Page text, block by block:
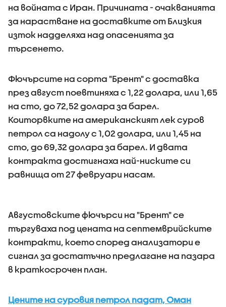
на войната с Иран. Причината - очакванията
за нарастване на доставките от Близкия
изток надделяха над опасенията за
търсенето.
Фючърсите на сорта "Брент" с доставка
през август поевтиняха с 1,22 долара, или 1,65
на сто, до 72,52 долара за барел.
Коиторвките на американският лек суров
петрол са надолу с 1,02 долара, или 1,45 на
сто, до 69,32 долара за барел. И двата
контракта достигнаха най-ниските си
равнища от 27 февруари насам.
Августовските фючърси на "Брент" се
търгуваха под цената на септемврийските
контракти, което според анализатори е
сигнал за достатъчно предлагане на пазара
в краткосрочен план.
Цените на суровия петрол падат, Оман